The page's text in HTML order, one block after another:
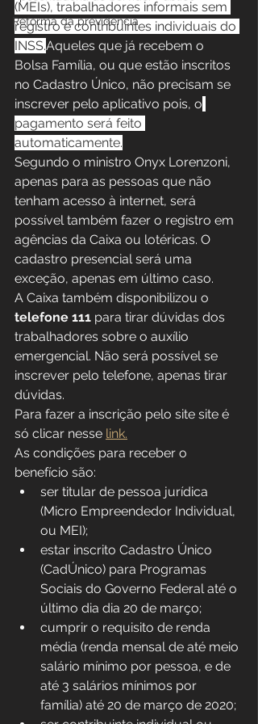
Reforma da previdência
(MEIs), trabalhadores informais sem
registro e contribuintes individuais do
INSS.Aqueles que já recebem o
Bolsa Família, ou que estão inscritos
no Cadastro Único, não precisam se
inscrever pelo aplicativo pois, o
pagamento será feito
automaticamente.
Segundo o ministro Onyx Lorenzoni,
apenas para as pessoas que não
tenham acesso à internet, será
possível também fazer o registro em
agências da Caixa ou lotéricas. O
cadastro presencial será uma
exceção, apenas em último caso.
A Caixa também disponibilizou o
telefone 111 para tirar dúvidas dos
trabalhadores sobre o auxílio
emergencial. Não será possível se
inscrever pelo telefone, apenas tirar
dúvidas.
Para fazer a inscrição pelo site site é
só clicar nesse link.
As condições para receber o
benefício são:
ser titular de pessoa jurídica
(Micro Empreendedor Individual,
ou MEI);
estar inscrito Cadastro Único
(CadÚnico) para Programas
Sociais do Governo Federal até o
último dia dia 20 de março;
cumprir o requisito de renda
média (renda mensal de até meio
salário mínimo por pessoa, e de
até 3 salários mínimos por
família) até 20 de março de 2020;